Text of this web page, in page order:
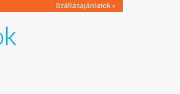
Szállásajánlatok »